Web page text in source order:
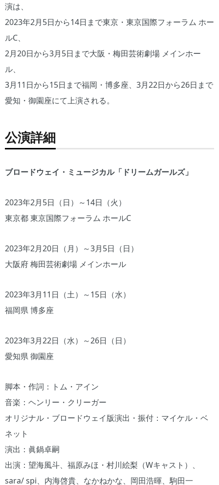
演は、
2023年2月5日から14日まで東京・東京国際フォーラム ホー
ルC、
2月20日から3月5日まで大阪・梅田芸術劇場 メインホー
ル、
3月11日から15日まで福岡・博多座、3月22日から26日まで
愛知・御園座にて上演される。
公演詳細
ブロードウェイ・ミュージカル「ドリームガールズ」
2023年2月5日（日）～14日（火）
東京都 東京国際フォーラム ホールC
2023年2月20日（月）～3月5日（日）
大阪府 梅田芸術劇場 メインホール
2023年3月11日（土）～15日（水）
福岡県 博多座
2023年3月22日（水）～26日（日）
愛知県 御園座
脚本・作詞：トム・アイン
音楽：ヘンリー・クリーガー
オリジナル・ブロードウェイ版演出・振付：マイケル・ベ
ネット
演出：眞鍋卓嗣
出演：望海風斗、福原みほ・村川絵梨（Wキャスト）、
sara/ spi、内海啓貴、なかねかな、岡田浩暉、駒田一